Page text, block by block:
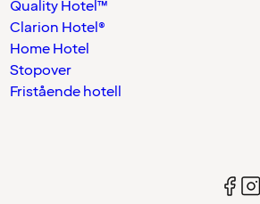
Quality Hotel™
Clarion Hotel®
Home Hotel
Stopover
Fristående hotell